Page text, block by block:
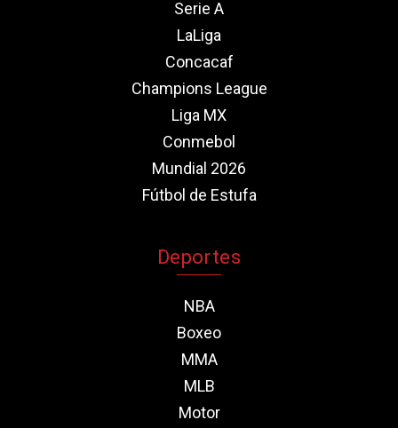
Serie A
LaLiga
Concacaf
Champions League
Liga MX
Conmebol
Mundial 2026
Fútbol de Estufa
Deportes
NBA
Boxeo
MMA
MLB
Motor